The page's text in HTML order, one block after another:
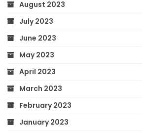
August 2023
July 2023
June 2023
May 2023
April 2023
March 2023
February 2023
January 2023